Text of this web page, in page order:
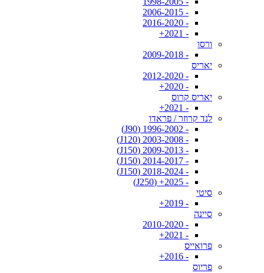
- 2006-2015
- 2016-2020
- 2021+
ורסו
- 2009-2018
יאריס
- 2012-2020
- 2020+
יאריס קרוס
- 2021+
לנד קרוזר / פראדו
- 1996-2002 (J90)
- 2003-2008 (J120)
- 2009-2013 (J150)
- 2014-2017 (J150)
- 2018-2024 (J150)
- 2025+ (J250)
סיטי
- 2019+
סיינה
- 2010-2020
- 2021+
פרואייס
- 2016+
פריוס